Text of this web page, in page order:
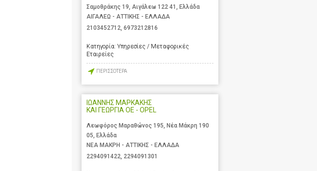
Σαμοθράκης 19, Αιγάλεω 122 41, Ελλάδα
ΑΙΓΑΛΕΩ - ΑΤΤΙΚΗΣ - ΕΛΛΑΔΑ
2103452712 6973212816
Κατηγορία: Υπηρεσίες / Μεταφορικές
Εταιρείες
ΠΕΡΙΣΣΟΤΕΡΑ
ΙΩΑΝΝΗΣ ΜΑΡΚΑΚΗΣ
ΚΑΙ ΓΕΩΡΓΙΑ ΟΕ - OPEL
Λεωφόρος Μαραθώνος 195, Νέα Μάκρη 190
05, Ελλάδα
ΝΕΑ ΜΑΚΡΗ - ΑΤΤΙΚΗΣ - ΕΛΛΑΔΑ
2294091422, 2294091301